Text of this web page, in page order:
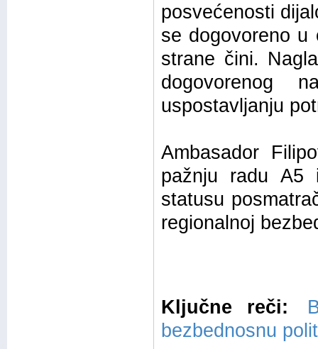
posvećenosti
se dogovoreno u
strane čini.
dogovorenog
uspostavljanju
Ambasador
pažnju radu A5
statusu
regionalnoj
Ključne reči:
bezbednosnu